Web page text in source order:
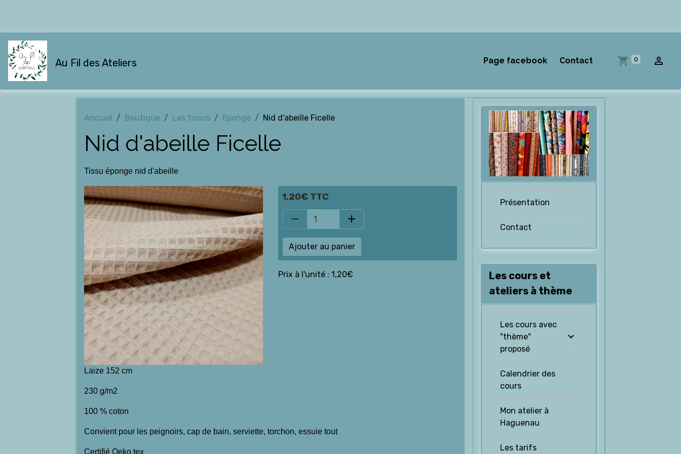
Au Fil des Ateliers Page facebook Contact 0
Accueil Boutique Les tissus Eponge Nid d'abeille Ficelle
Nid d'abeille Ficelle
Tissu éponge nid d'abeille
1,20€ TTC
Ajouter au panier
Prix à l'unité : 1,20€
Laize 152 cm
230 g/m2
100 % coton
Convient pour les peignoirs, cap de bain, serviette, torchon, essuie tout
Certifié Oeko tex
Présentation
Contact
Les cours et
ateliers à thème
Les cours avec
"thème"
proposé
Calendrier des
cours
Mon atelier à
Haguenau
Les tarifs